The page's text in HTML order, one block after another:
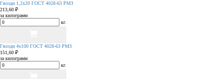
Гвозди 1,2х20 ГОСТ 4028-63 РМЗ
213,60 ₽
за килограмм
кг.
Гвозди 4х100 ГОСТ 4028-63 РМЗ
151,60 ₽
за килограмм
кг.